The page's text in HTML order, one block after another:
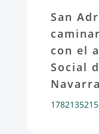
San
con el
Social
Navarra
1782135215